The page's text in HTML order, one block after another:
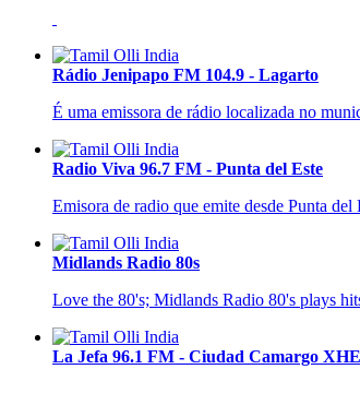
Rádio Jenipapo FM 104.9 - Lagarto
É uma emissora de rádio localizada no
Radio Viva 96.7 FM - Punta del Este
Emisora de radio que emite desde Punta
Midlands Radio 80s
Love the 80's; Midlands Radio 80's plays
La Jefa 96.1 FM - Ciudad Camargo